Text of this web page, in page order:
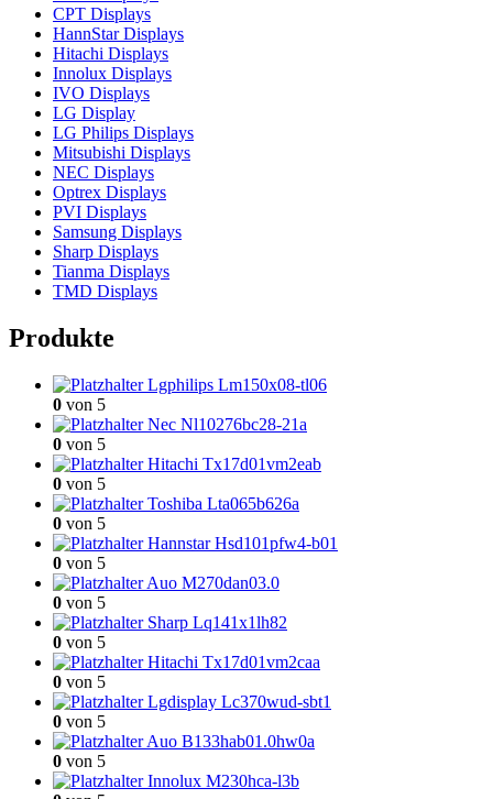
CPT Displays
HannStar Displays
Hitachi Displays
Innolux Displays
IVO Displays
LG Display
LG Philips Displays
Mitsubishi Displays
NEC Displays
Optrex Displays
PVI Displays
Samsung Displays
Sharp Displays
Tianma Displays
TMD Displays
Produkte
Lgphilips Lm150x08-tl06
0 von 5
Nec Nl10276bc28-21a
0 von 5
Hitachi Tx17d01vm2eab
0 von 5
Toshiba Lta065b626a
0 von 5
Hannstar Hsd101pfw4-b01
0 von 5
Auo M270dan03.0
0 von 5
Sharp Lq141x1lh82
0 von 5
Hitachi Tx17d01vm2caa
0 von 5
Lgdisplay Lc370wud-sbt1
0 von 5
Auo B133hab01.0hw0a
0 von 5
Innolux M230hca-l3b